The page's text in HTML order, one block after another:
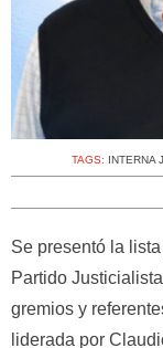
TAGS: INTERNA
Se presentó la
Partido
gremios y
liderada por